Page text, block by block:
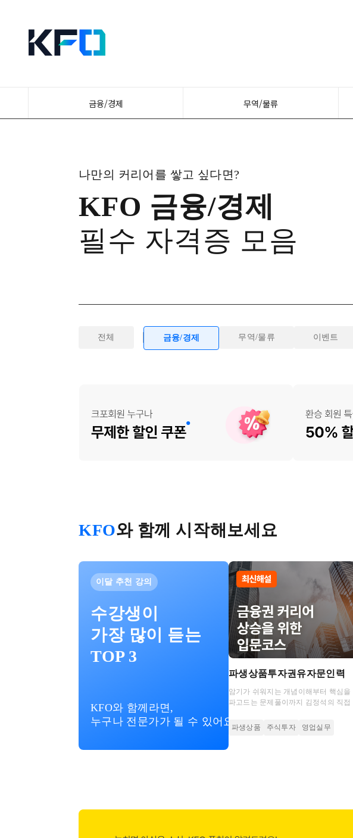
금융/경제 무역/물류
나만의 커리어를 쌓고 싶다면?
KFO 금융/경제
필수 자격증 모음
전체 금융/경제 무역/물류 이벤트
KFO와 함께 시작해보세요
이달 추천 강의
수강생이
가장 많이 듣는
TOP 3
KFO와 함께라면,
누구나 전문가가 될 수 있어요!
파생상품투자권유자문인력
암기가 쉬워지는 개념이해부터 핵심을
파고드는 문제풀이까지 김정석의 직접
파생상품
주식투자 영업실무